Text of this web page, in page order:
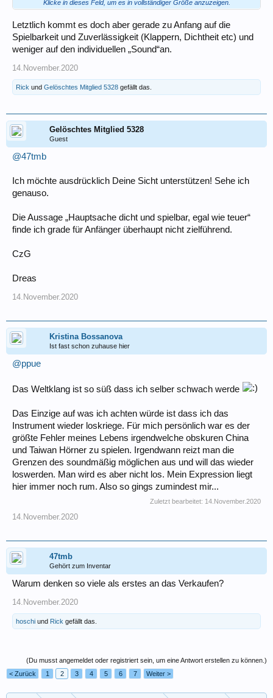
vom Saxophon selbst abhängig sind, der Rest von Blättchen,
doch manche heiße Diskussion.
Klicke in dieses Feld, um es in vollständiger Größe anzuzeigen.
Letztlich kommt es doch aber gerade zu Anfang auf die
Spielbarkeit und Zuverlässigkeit (Klappern, Dichtheit etc) und
weniger auf den individuellen „Sound“an.
14.November.2020
Rick und Gelöschtes Mitglied 5328 gefällt das.
Gelöschtes Mitglied 5328
Guest
@47tmb
Ich möchte ausdrücklich Deine Sicht unterstützen! Sehe ich
genauso.
Die Aussage „Hauptsache dicht und spielbar, egal wie teuer“
finde ich grade für Anfänger überhaupt nicht zielführend.
CzG
Dreas
14.November.2020
Kristina Bossanova
Ist fast schon zuhause hier
@ppue
Das Weltklang ist so süß dass ich selber schwach werde
Das Einzige auf was ich achten würde ist dass ich das
Instrument wieder loskriege. Für mich persönlich war es der
größte Fehler meines Lebens irgendwelche obskuren China
und Taiwan Hörner zu spielen. Irgendwann reizt man die
Grenzen des soundmäßig möglichen aus und will das wieder
loswerden. Man wird es aber nicht los. Mein Expression liegt
hier immer noch rum. Also so gings zumindest mir...
Zuletzt bearbeitet: 14.November.2020
14.November.2020
47tmb
Gehört zum Inventar
Warum denken so viele als erstes an das Verkaufen?
14.November.2020
hoschi und Rick gefällt das.
(Du musst angemeldet oder registriert sein, um eine Antwort erstellen zu können.)
< Zurück
1 2 3 4 5 6 7 Weiter >